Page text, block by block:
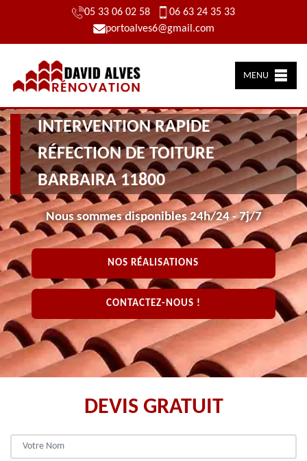
05 33 06 02 58
06 63 24 35 33
portoalves6@gmail.com
MENU
INTERVENTION RAPIDE
RÉFECTION DE TOITURE
BARBAIRA 11800
Nous sommes disponibles 24h/24 - 7j/7
NOS RÉALISATIONS
CONTACTEZ-NOUS !
DEVIS GRATUIT